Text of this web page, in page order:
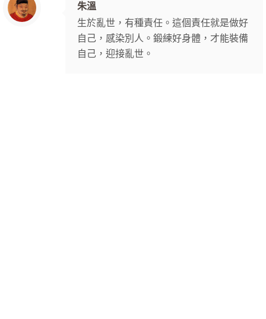
朱溫
生於亂世，有種責任。這個責任就是做好
自己，感染別人。鍛練好身體，才能裝備
自己，迎接亂世。